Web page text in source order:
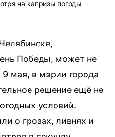
на капризы погоды
Победы, может не
9 мая, в мэрии города
решение ещё не
условий.
о грозах, ливнях и